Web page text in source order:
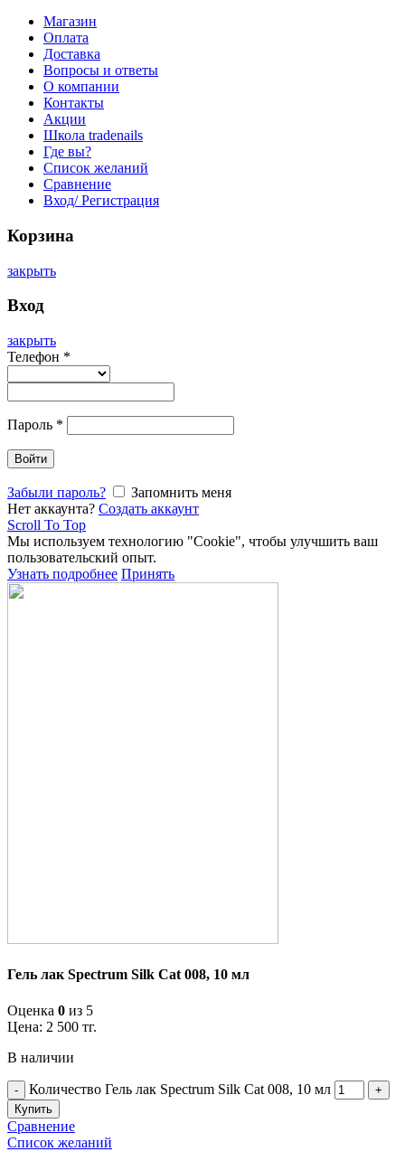
Магазин
Оплата
Доставка
Вопросы и ответы
О компании
Контакты
Акции
Школа tradenails
Где вы?
Список желаний
Сравнение
Вход/ Регистрация
Корзина
закрыть
Вход
закрыть
Телефон *
Пароль *
Войти
Забыли пароль?
Запомнить меня
Нет аккаунта? Создать аккаунт
Scroll To Top
Мы используем технологию "Cookie", чтобы улучшить ваш
пользовательский опыт.
Узнать подробнее Принять
Гель лак Spectrum Silk Cat 008, 10 мл
Оценка 0 из 5
Цена: 2 500 тг.
В наличии
Количество Гель лак Spectrum Silk Cat 008, 10 мл
Купить
Сравнение
Список желаний